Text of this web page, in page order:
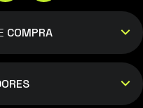
COMPRA